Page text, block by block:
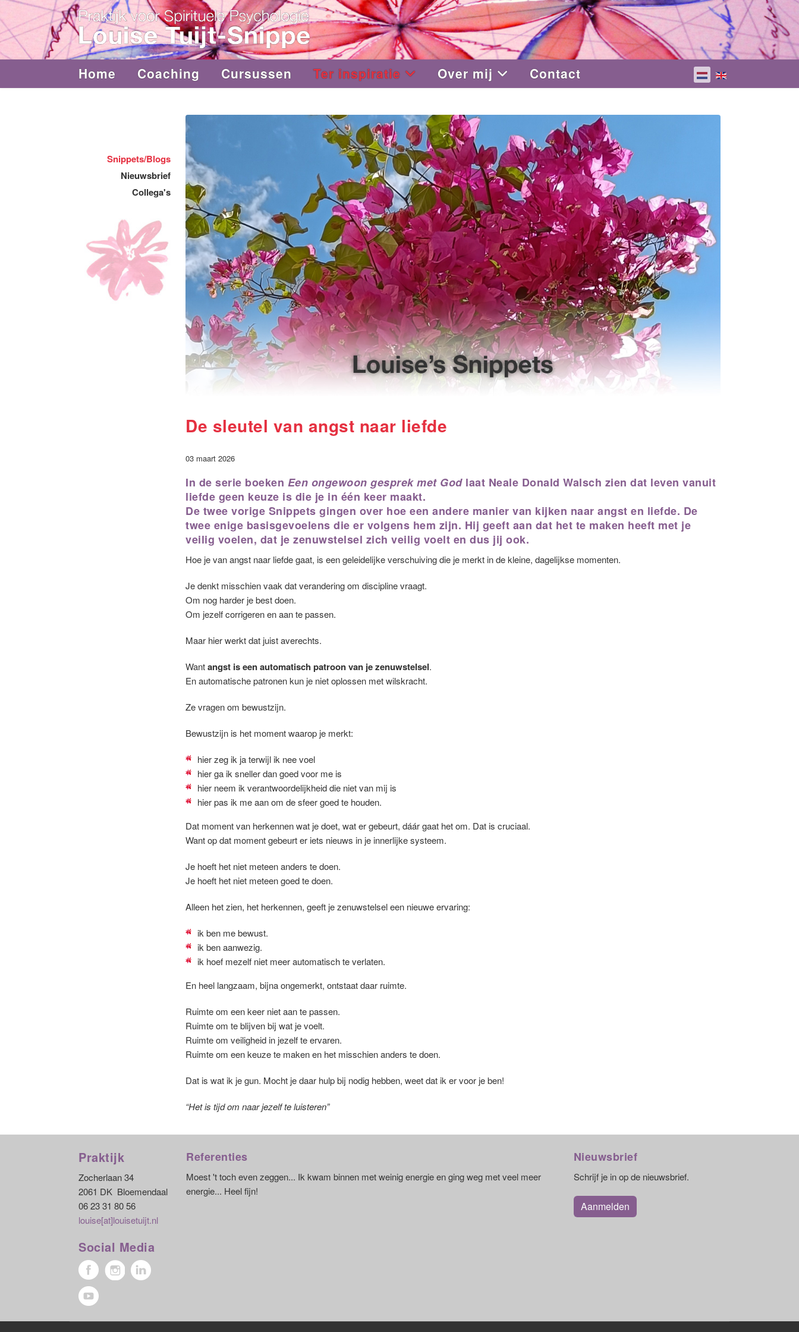
Home Coaching Cursussen Ter inspiratie Over mij Contact Selecteer de taal
Snippets/Blogs
Nieuwsbrief
Collega's
De sleutel van angst naar liefde
03 maart 2026
In de serie boeken Een ongewoon gesprek met Godlaat Neale Donald Walsch zien dat leven vanuit
liefde geen keuze is die je in één keer maakt.
De twee vorige Snippets gingen over hoe een andere manier van kijken naar angst en liefde. De
twee enige basisgevoelens die er volgens hem zijn. Hij geeft aan dat het te maken heeft met je
veilig voelen, dat je zenuwstelsel zich veilig voelt en dus jij ook.
Hoe je van angst naar liefde gaat, is een geleidelijke verschuiving die je merkt in de kleine, dagelijkse momenten.
Je denkt misschien vaak dat verandering om discipline vraagt.
Om nog harder je best doen.
Om jezelf corrigeren en aan te passen.
Maar hier werkt dat juist averechts.
Wantangst is een automatisch patroon van je zenuwstelsel.
En automatische patronen kun je niet oplossen met wilskracht.
Ze vragen om bewustzijn.
Bewustzijn is het moment waarop je merkt:
hier zeg ik ja terwijl ik nee voel
hier ga ik sneller dan goed voor me is
hier neem ik verantwoordelijkheid die niet van mij is
hier pas ik me aan om de sfeer goed te houden.
Dat moment van herkennen wat je doet, wat er gebeurt, dáár gaat het om. Dat is cruciaal.
Want op dat moment gebeurt er iets nieuws in je innerlijke systeem.
Je hoeft het niet meteen anders te doen.
Je hoeft het niet meteen goed te doen.
Alleen het zien, het herkennen, geeft je zenuwstelsel een nieuwe ervaring:
ik ben me bewust.
ik ben aanwezig.
ik hoef mezelf niet meer automatisch te verlaten.
En heel langzaam, bijna ongemerkt, ontstaat daar ruimte.
Ruimte om een keer niet aan te passen.
Ruimte om te blijven bij wat je voelt.
Ruimte om veiligheid in jezelf te ervaren.
Ruimte om een keuze te maken en het misschien anders te doen.
Dat is wat ik je gun. Mocht je daar hulp bij nodig hebben, weet dat ik er voor je ben!
“Het is tijd om naar jezelf te luisteren”
Praktijk
Zocherlaan 34
2061 DK Bloemendaal
06 23 31 80 56
louise[at]louisetuijt.nl
Social Media
Referenties
Moest 't toch even zeggen... Ik kwam binnen met weinig energie en ging weg met veel meer
energie... Heel fijn!
Nieuwsbrief
Schrijf je in op de nieuwsbrief.
Aanmelden